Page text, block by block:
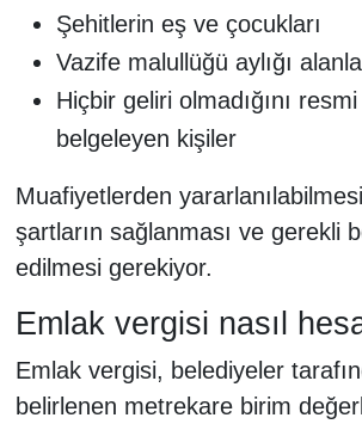
Şehitlerin eş ve çocukları
Vazife malullüğü aylığı
Hiçbir geliri olmadığını
belgeleyen kişiler
Muafiyetlerden
şartların sağlanması ve gerekli
edilmesi gerekiyor.
Emlak vergisi nasıl
Emlak vergisi, belediyeler
belirlenen metrekare birim